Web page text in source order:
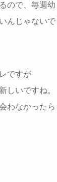
ので、毎週幼
んじゃないで
ですが
しいですね。
わなかったら